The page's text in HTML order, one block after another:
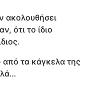
ακολουθήσει
ότι το ίδιο
τα κάγκελα της